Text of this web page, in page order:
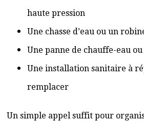
haute pression
Une chasse d’eau ou un
Une panne de chauffe-eau
Une installation sanitaire à
remplacer
Un simple appel suffit pour